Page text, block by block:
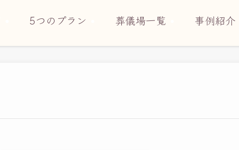
5つのプラン 葬儀場一覧 事例紹介